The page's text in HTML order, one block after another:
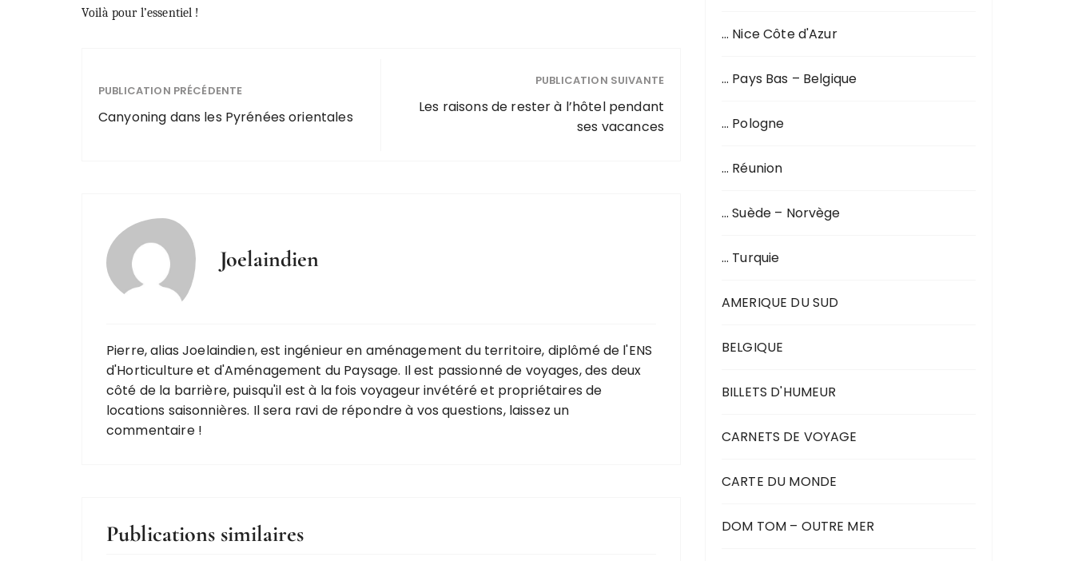
Voilà pour l’essentiel !
PUBLICATION PRÉCÉDENTE
Canyoning dans les Pyrénées orientales
PUBLICATION SUIVANTE
Les raisons de rester à l’hôtel pendant
ses vacances
Joelaindien
Pierre, alias Joelaindien, est ingénieur en aménagement du territoire, diplômé de l'ENS
d'Horticulture et d'Aménagement du Paysage. Il est passionné de voyages, des deux
côté de la barrière, puisqu'il est à la fois voyageur invétéré et propriétaires de
locations saisonnières. Il sera ravi de répondre à vos questions, laissez un
commentaire !
Publications similaires
… Nice Côte d'Azur
… Pays Bas – Belgique
… Pologne
… Réunion
… Suède – Norvège
… Turquie
AMERIQUE DU SUD
BELGIQUE
BILLETS D'HUMEUR
CARNETS DE VOYAGE
CARTE DU MONDE
DOM TOM – OUTRE MER